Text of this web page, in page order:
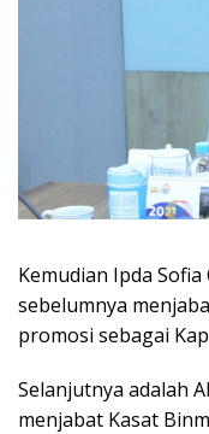
Kemudian Ipda
sebelumnya
promosi sebagai
Selanjutnya adalah
menjabat Kasat